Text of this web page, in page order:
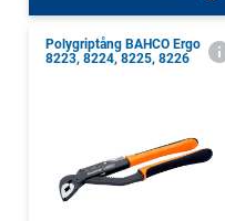
Polygriptång BAHCO Ergo
8223, 8224, 8225, 8226